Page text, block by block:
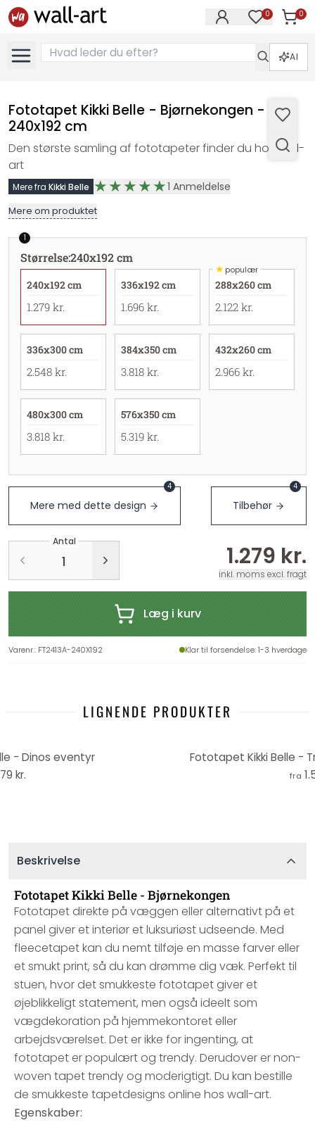
0 0
Varer
AI
Fototapet Kikki Belle - Bjørnekongen -
240x192 cm
Den største samling af fototapeter finder du hos wall-
art
Mere fra Kikki Belle 1 Anmeldelse
Mere om produktet
1
Størrelse:240x192 cm
240x192 cm
1.279 kr.
336x192 cm
1.696 kr.
★populær
288x260 cm
2.122 kr.
336x300 cm
2.548 kr.
384x350 cm
3.818 kr.
432x260 cm
2.966 kr.
480x300 cm
3.818 kr.
576x350 cm
5.319 kr.
Mere med dette design
4
Tilbehør
4
Antal
1.279 kr.
inkl. moms excl. fragt
Læg i kurv
Varenr.: FT2413A-240X192 Klar til forsendelse: 1-3 hverdage
LIGNENDE PRODUKTER
- Dinos eventyr
kr.
Fototapet Kikki Belle -
fra
Beskrivelse
Fototapet Kikki Belle - Bjørnekongen
Fototapet direkte på væggen eller alternativt på et
panel giver et interiør et luksuriøst udseende. Med
fleecetapet kan du nemt tilføje en masse farver eller
et smukt print, så du kan drømme dig væk. Perfekt til
stuen, hvor det smukkeste fototapet giver et
øjeblikkeligt statement, men også ideelt som
vægdekoration på hjemmekontoret eller
arbejdsværelset. Det er ikke for ingenting, at
fototapet er populært og trendy. Derudover er non-
woven tapet trendy og moderigtigt. Du kan bestille
de smukkeste tapetdesigns online hos wall-art.
Egenskaber: